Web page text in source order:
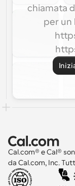
chiamata
per un
Cal.com® e Cal®
da Cal.com, Inc.